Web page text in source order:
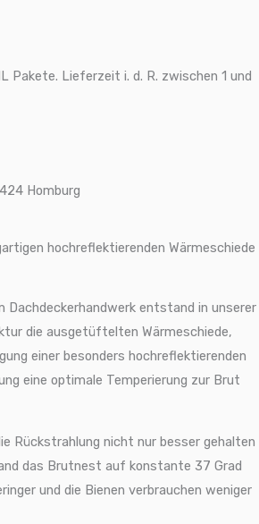
Pakete. Lieferzeit i. d. R. zwischen 1 und
Homburg
hochreflektierenden Wärmeschiede
Dachdeckerhandwerk entstand in unserer
die ausgetüftelten Wärmeschiede,
einer besonders hochreflektierenden
eine optimale Temperierung zur Brut
Rückstrahlung nicht nur besser gehalten
das Brutnest auf konstante 37 Grad
und die Bienen verbrauchen weniger